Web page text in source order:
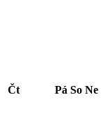
Čt Pá So Ne